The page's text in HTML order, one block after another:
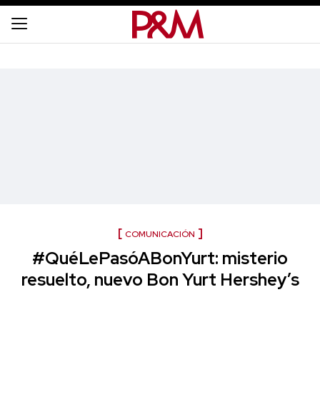
COMUNICACIÓN
#QuéLePasóABonYurt: misterio
resuelto, nuevo Bon Yurt Hershey’s